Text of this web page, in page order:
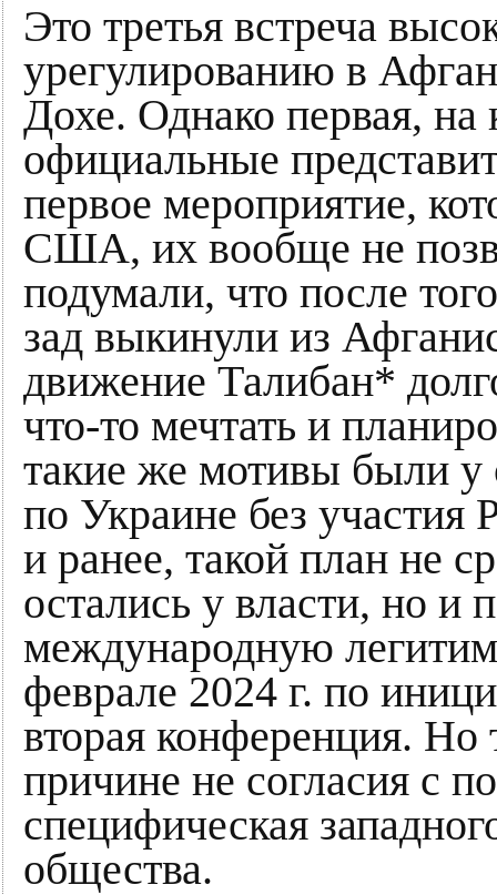
Это третья встреча
урегулированию в
Дохе. Однако первая, на
официальные
первое мероприятие,
США, их вообще не
подумали, что после
зад выкинули из
движение Талибан*
что-то мечтать и
такие же мотивы были у
по Украине без участия
и ранее, такой план не
остались у власти, но и
международную
феврале 2024 г. по
вторая конференция. Но
причине не согласия с
специфическая
общества.